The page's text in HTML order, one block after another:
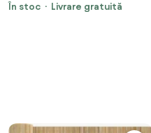
artificială extensibil, roz închis,
În stoc Livrare gratuită